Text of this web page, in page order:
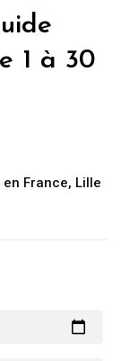
1 à 30
France, Lille